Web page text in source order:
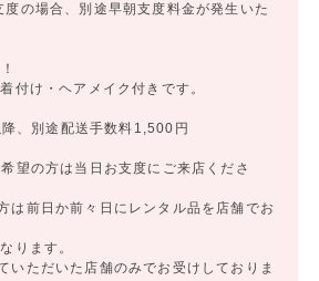
の場合、別途早朝支度料金が発生いた
付け・ヘアメイク付きです。
、別途配送手数料1,500円
望の方は当日お支度にご来店くださ
は前日か前々日にレンタル品を店舗でお
ります。
いただいた店舗のみでお受けしておりま